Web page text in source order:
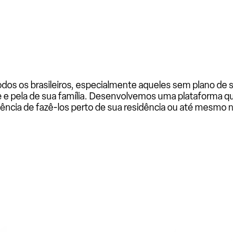
os brasileiros, especialmente aqueles sem plano de
pela de sua família. Desenvolvemos uma plataforma
de fazê-los perto de sua residência ou até mesmo